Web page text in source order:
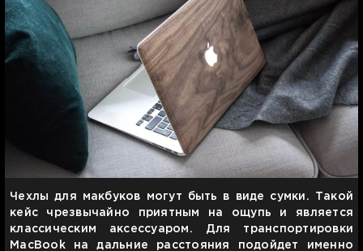
Чехлы для макбуков могут быть в виде сумки. Такой
кейс чрезвычайно приятным на ощупь и является
классическим аксессуаром. Для транспортировки
MacBook на дальние расстояния подойдет именно